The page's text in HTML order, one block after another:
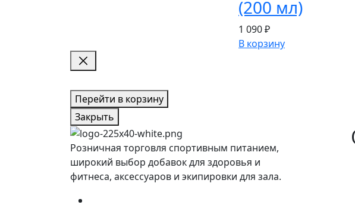
(200 мл)
1 090 ₽
В корзину
Перейти в корзину
Закрыть
Розничная торговля спортивным питанием,
широкий выбор добавок для здоровья и
фитнеса, аксессуаров и экипировки для зала.